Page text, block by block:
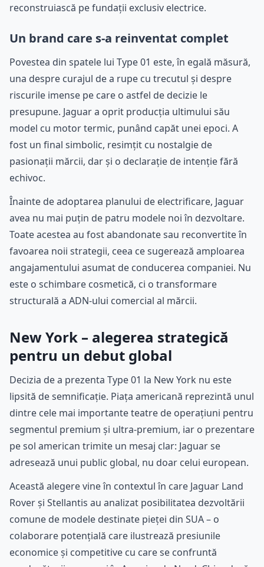
reconstruiască pe fundații exclusiv electrice.
Un brand care s-a reinventat complet
Povestea din spatele lui Type 01 este, în egală măsură,
una despre curajul de a rupe cu trecutul și despre
riscurile imense pe care o astfel de decizie le
presupune. Jaguar a oprit producția ultimului său
model cu motor termic, punând capăt unei epoci. A
fost un final simbolic, resimțit cu nostalgie de
pasionații mărcii, dar și o declarație de intenție fără
echivoc.
Înainte de adoptarea planului de electrificare, Jaguar
avea nu mai puțin de patru modele noi în dezvoltare.
Toate acestea au fost abandonate sau reconvertite în
favoarea noii strategii, ceea ce sugerează amploarea
angajamentului asumat de conducerea companiei. Nu
este o schimbare cosmetică, ci o transformare
structurală a ADN-ului comercial al mărcii.
New York – alegerea strategică
pentru un debut global
Decizia de a prezenta Type 01 la New York nu este
lipsită de semnificație. Piața americană reprezintă unul
dintre cele mai importante teatre de operațiuni pentru
segmentul premium și ultra-premium, iar o prezentare
pe sol american trimite un mesaj clar: Jaguar se
adresează unui public global, nu doar celui european.
Această alegere vine în contextul în care Jaguar Land
Rover și Stellantis au analizat posibilitatea dezvoltării
comune de modele destinate pieței din SUA – o
colaborare potențială care ilustrează presiunile
economice și competitive cu care se confruntă